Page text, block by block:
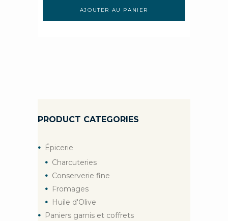
AJOUTER AU PANIER
PRODUCT CATEGORIES
Épicerie
Charcuteries
Conserverie fine
Fromages
Huile d'Olive
Paniers garnis et coffrets